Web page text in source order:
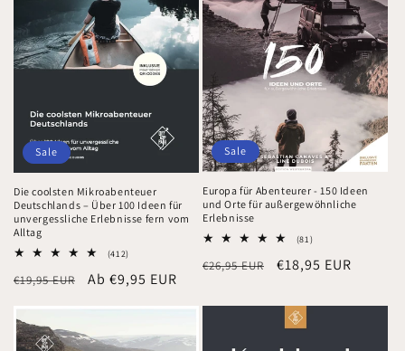
Sale
Die coolsten Mikroabenteuer
Deutschlands – Über 100 Ideen für
unvergessliche Erlebnisse fern vom
Alltag
(412)
insgesamt
Normaler
€19,95 EUR Verkaufspreis
Ab €9,95 EUR
Sale
Europa für Abenteurer - 150 Ideen
und Orte für außergewöhnliche
Erlebnisse
(81)81
insgesamt
Normaler
€26,95 EUR Verkaufspreis
€18,95 EUR